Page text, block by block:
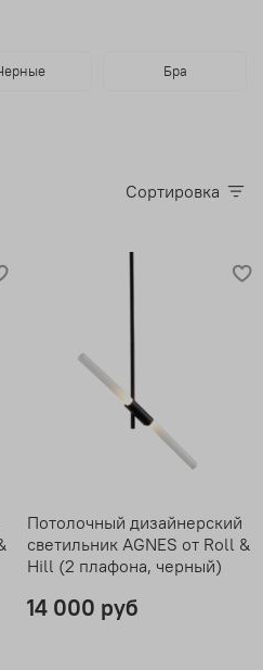
Бра
Сортировка
Потолочный дизайнерский
светильник AGNES от Roll &
Hill (2 плафона, черный)
14 000 руб